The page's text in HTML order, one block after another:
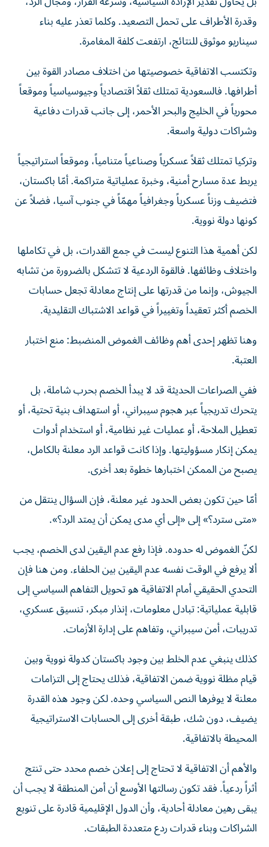
وقدرة الأطراف على تحمل التصعيد. وكلما تعذر عليه بناء
سيناريو موثوق للنتائج، ارتفعت كلفة المغامرة.
وتكتسب الاتفاقية خصوصيتها من اختلاف مصادر القوة بين
أطرافها. فالسعودية تمتلك ثقلاً اقتصادياً وجيوسياسياً وموقعاً
محورياً في الخليج والبحر الأحمر، إلى جانب قدرات دفاعية
وشراكات دولية واسعة.
وتركيا تمتلك ثقلاً عسكرياً وصناعياً متنامياً، وموقعاً استراتيجياً
يربط عدة مسارح أمنية، وخبرة عملياتية متراكمة. أمّا باكستان،
فتضيف وزناً عسكرياً وجغرافياً مهمّاً في جنوب آسيا، فضلاً عن
كونها دولة نووية.
لكن أهمية هذا التنوع ليست في جمع القدرات، بل في تكاملها
واختلاف وظائفها. فالقوة الردعية لا تتشكل بالضرورة من تشابه
الجيوش، وإنما من قدرتها على إنتاج معادلة تجعل حسابات
الخصم أكثر تعقيداً وتغييراً في قواعد الاشتباك التقليدية.
وهنا تظهر إحدى أهم وظائف الغموض المنضبط: منع اختبار
العتبة.
ففي الصراعات الحديثة قد لا يبدأ الخصم بحرب شاملة، بل
يتحرك تدريجياً عبر هجوم سيبراني، أو استهداف بنية تحتية، أو
تعطيل الملاحة، أو عمليات غير نظامية، أو استخدام أدوات
يمكن إنكار مسؤوليتها. وإذا كانت قواعد الرد معلنة بالكامل،
يصبح من الممكن اختبارها خطوة بعد أخرى.
أمّا حين تكون بعض الحدود غير معلنة، فإن السؤال ينتقل من
«متى سترد؟» إلى «إلى أي مدى يمكن أن يمتد الرد؟».
لكنّ الغموض له حدوده. فإذا رفع عدم اليقين لدى الخصم، يجب
ألا يرفع في الوقت نفسه عدم اليقين بين الحلفاء. ومن هنا فإن
التحدي الحقيقي أمام الاتفاقية هو تحويل التفاهم السياسي إلى
قابلية عملياتية: تبادل معلومات، إنذار مبكر، تنسيق عسكري،
تدريبات، أمن سيبراني، وتفاهم على إدارة الأزمات.
كذلك ينبغي عدم الخلط بين وجود باكستان كدولة نووية وبين
قيام مظلة نووية ضمن الاتفاقية، فذلك يحتاج إلى التزامات
معلنة لا يوفرها النص السياسي وحده. لكن وجود هذه القدرة
يضيف، دون شك، طبقة أخرى إلى الحسابات الاستراتيجية
المحيطة بالاتفاقية.
والأهم أن الاتفاقية لا تحتاج إلى إعلان خصم محدد حتى تنتج
أثراً ردعياً. فقد تكون رسالتها الأوسع أن أمن المنطقة لا يجب أن
يبقى رهين معادلة أحادية، وأن الدول الإقليمية قادرة على تنويع
الشراكات وبناء قدرات ردع متعددة الطبقات.